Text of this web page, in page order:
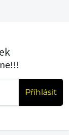
Příhlásit